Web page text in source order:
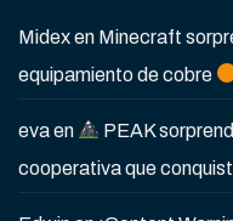
Midexen Minecraft
equipamiento de cobre
evaen
PEAK
cooperativa que